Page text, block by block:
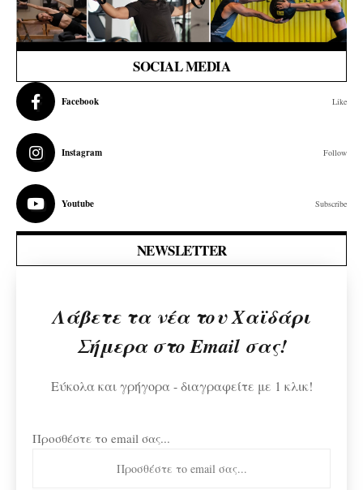
SOCIAL MEDIA
Facebook Like
Instagram Follow
Youtube Subscribe
NEWSLETTER
Λάβετε τα νέα του Χαϊδάρι
Σήμερα στο Email σας!
Εύκολα και γρήγορα - διαγραφείτε με 1 κλικ!
Προσθέστε το email σας...